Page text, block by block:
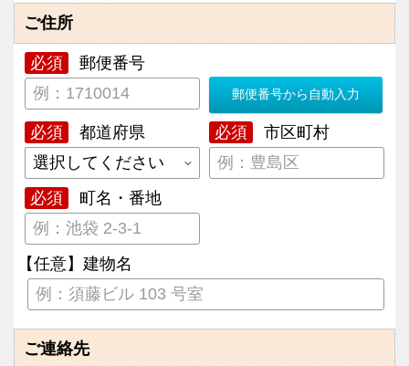
ご住所
必須 郵便番号
郵便番号から自動入力
必須 都道府県 必須 市区町村
必須 町名・番地
【任意】建物名
ご連絡先